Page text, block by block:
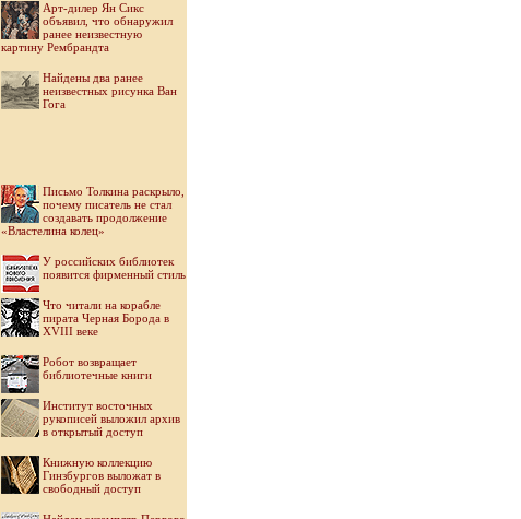
Арт-дилер Ян Сикс
объявил, что обнаружил
ранее неизвестную
картину Рембрандта
Найдены два ранее
неизвестных рисунка Ван
Гога
Письмо Толкина раскрыло,
почему писатель не стал
создавать продолжение
«Властелина колец»
У российских библиотек
появится фирменный стиль
Что читали на корабле
пирата Черная Борода в
XVIII веке
Робот возвращает
библиотечные книги
Институт восточных
рукописей выложил архив
в открытый доступ
Книжную коллекцию
Гинзбургов выложат в
свободный доступ